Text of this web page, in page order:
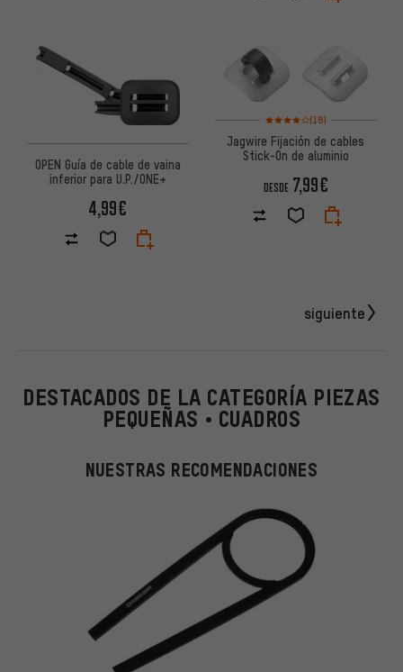
OPEN Guía de cable de vaina
inferior para U.P./ONE+
4,99€
Valoración media: 4 de 5
(18)
Jagwire Fijación de cables
Stick-On de aluminio
DESDE 7,99€
siguiente
DESTACADOS DE LA CATEGORÍA PIEZAS
PEQUEÑAS • CUADROS
NUESTRAS RECOMENDACIONES